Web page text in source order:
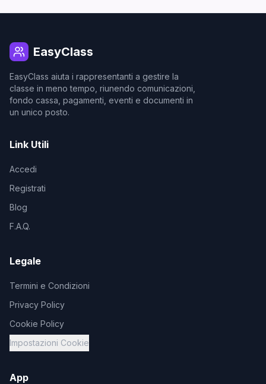
EasyClass
EasyClass aiuta i rappresentanti a gestire la
classe in meno tempo, riunendo comunicazioni,
fondo cassa, pagamenti, eventi e documenti in
un unico posto.
Link Utili
Accedi
Registrati
Blog
F.A.Q.
Legale
Termini e Condizioni
Privacy Policy
Cookie Policy
Impostazioni Cookie
App